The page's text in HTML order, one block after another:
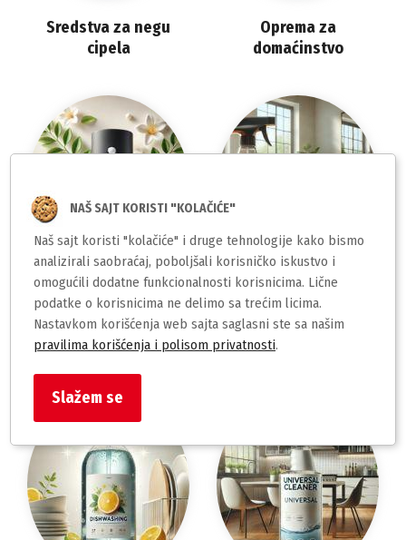
Sredstva za negu
cipela
Oprema za
domaćinstvo
Osveživači prostora
Održavanje
nameštaja,stakla i
podova
NAŠ SAJT KORISTI "KOLAČIĆE"
Naš sajt koristi "kolačiće" i druge tehnologije kako bismo
analizirali saobraćaj, poboljšali korisničko iskustvo i
omogućili dodatne funkcionalnosti korisnicima. Lične
podatke o korisnicima ne delimo sa trećim licima.
Nastavkom korišćenja web sajta saglasni ste sa našim
pravilima korišćenja i polisom privatnosti.
Slažem se